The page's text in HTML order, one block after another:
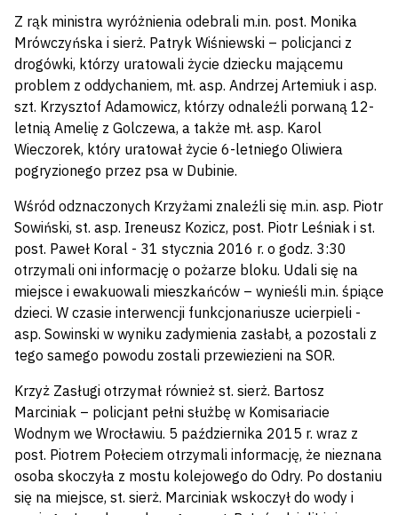
Z rąk ministra wyróżnienia odebrali m.in. post. Monika
Mrówczyńska i sierż. Patryk Wiśniewski – policjanci z
drogówki, którzy uratowali życie dziecku mającemu
problem z oddychaniem, mł. asp. Andrzej Artemiuk i asp.
szt. Krzysztof Adamowicz, którzy odnaleźli porwaną 12-
letnią Amelię z Golczewa, a także mł. asp. Karol
Wieczorek, który uratował życie 6-letniego Oliwiera
pogryzionego przez psa w Dubinie.
Wśród odznaczonych Krzyżami znaleźli się m.in. asp. Piotr
Sowiński, st. asp. Ireneusz Kozicz, post. Piotr Leśniak i st.
post. Paweł Koral - 31 stycznia 2016 r. o godz. 3:30
otrzymali oni informację o pożarze bloku. Udali się na
miejsce i ewakuowali mieszkańców – wynieśli m.in. śpiące
dzieci. W czasie interwencji funkcjonariusze ucierpieli -
asp. Sowinski w wyniku zadymienia zasłabł, a pozostali z
tego samego powodu zostali przewiezieni na SOR.
Krzyż Zasługi otrzymał również st. sierż. Bartosz
Marciniak – policjant pełni służbę w Komisariacie
Wodnym we Wrocławiu. 5 października 2015 r. wraz z
post. Piotrem Połeciem otrzymali informację, że nieznana
osoba skoczyła z mostu kolejowego do Odry. Po dostaniu
się na miejsce, st. sierż. Marciniak wskoczył do wody i